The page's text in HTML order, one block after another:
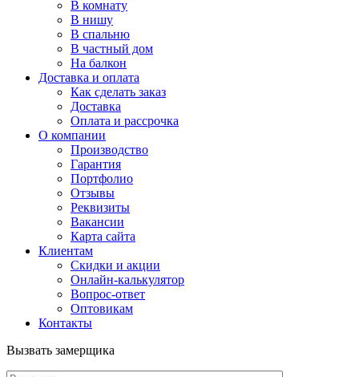
В комнату
В нишу
В спальню
В частный дом
На балкон
Доставка и оплата
Как сделать заказ
Доставка
Оплата и рассрочка
О компании
Производство
Гарантия
Портфолио
Отзывы
Реквизиты
Вакансии
Карта сайта
Клиентам
Скидки и акции
Онлайн-калькулятор
Вопрос-ответ
Оптовикам
Контакты
Вызвать замерщика